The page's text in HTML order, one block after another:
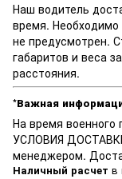
Наш водитель
время.
не предусмотрен.
габаритов и веса
расстояния.
*Важная
На время военного
УСЛОВИЯ
менеджером.
Наличный расчет в